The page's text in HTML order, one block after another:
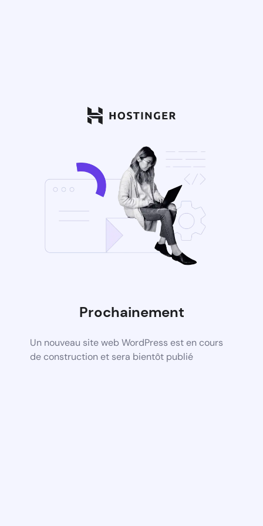
Prochainement
Un nouveau site web WordPress est en cours
de construction et sera bientôt publié